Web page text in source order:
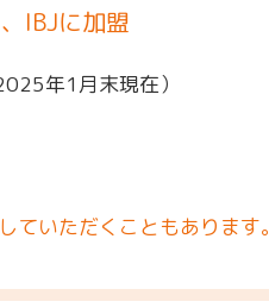
IBJに加盟
年1月末現在）
いただくこともあります。